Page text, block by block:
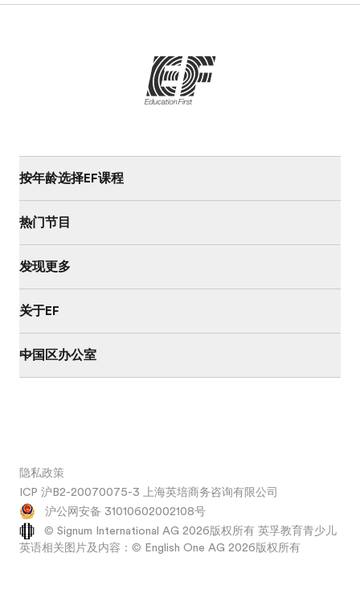
按年龄选择EF课程
热门节目
发现更多
关于EF
中国区办公室
隐私政策
ICP 沪B2-20070075-3 上海英培商务咨询有限公司
沪公网安备 31010602002108号
© Signum International AG 2026版权所有 英孚教育青少儿
英语相关图片及内容：© English One AG 2026版权所有